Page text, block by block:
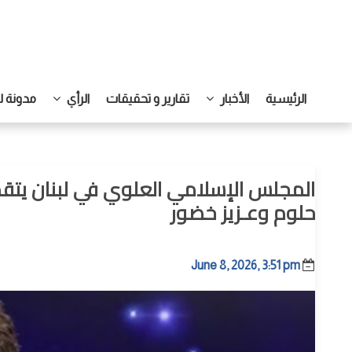
الرئيسية الأخبار تقارير و تحقيقات الرأي مدونة
المجلس الإسلامي العلوي في لبنان
حلوم وعـزيز خضور
June 8, 2026, 3:51 pm